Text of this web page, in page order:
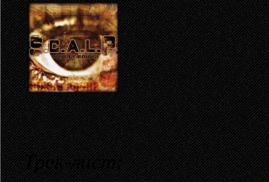
Трек-лист: